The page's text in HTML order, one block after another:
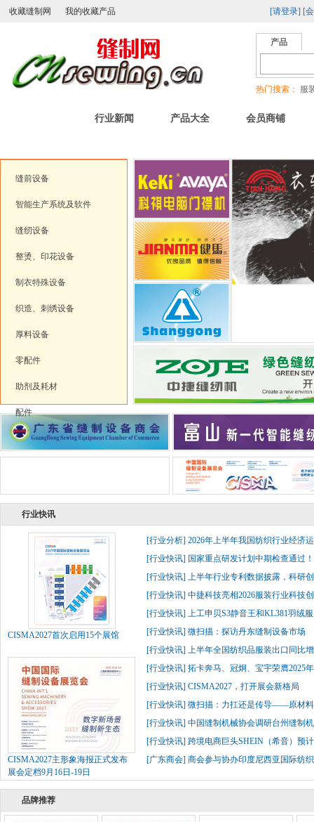
收藏缝制网 我的收藏产品 [请登录] [
产品
热门搜索： 服
行业新闻 产品大全 会员商铺
缝前设备
智能生产系统及软件
缝纫设备
整烫、印花设备
制衣特殊设备
织造、刺绣设备
厚料设备
零配件
助剂及耗材
配件
行业快讯
CISMA2027首次启用15个展馆
CISMA2027主形象海报正式发布
展会定档9月16日-19日
[行业分析] 2026年上半年我国纺织行业经济
[行业快讯] 国家重点研发计划中期检查通过
[行业快讯] 上半年行业专利数据披露，科研
[行业快讯] 中捷科技亮相2026服装行业科技
[行业快讯] 上工申贝S3静音王和KL381羽绒
[行业快讯] 微扫描：探访丹东缝制设备市场
[行业快讯] 上半年全国纺织品服装出口同比
[行业快讯] 拓卡奔马、冠炯、宝宇荣膺2025
[行业快讯] CISMA2027，打开展会新格局
[行业快讯] 微扫描：力扛还是传导——原材
[行业快讯] 中国缝制机械协会调研台州缝制
[行业快讯] 跨境电商巨头SHEIN（希音）预
[广东商会] 商会参与协办印度尼西亚国际纺
品牌推荐